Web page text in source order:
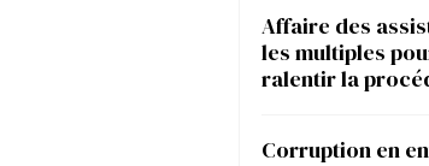
Affaire des
les multiples
ralentir la
Corruption en